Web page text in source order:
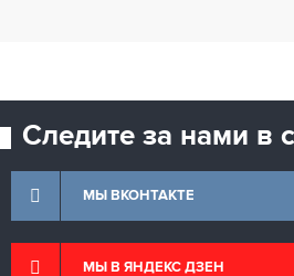
Следите за нами в
МЫ ВКОНТАКТЕ
МЫ В ЯНДЕКС ДЗЕН